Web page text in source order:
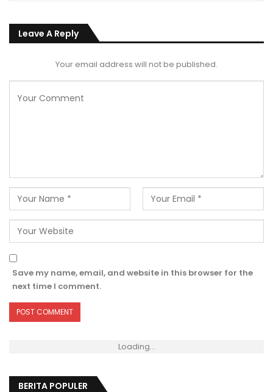
Leave A Reply
Your email address will not be published.
Save my name, email, and website in this browser for the
next time I comment.
Loading...
BERITA POPULER